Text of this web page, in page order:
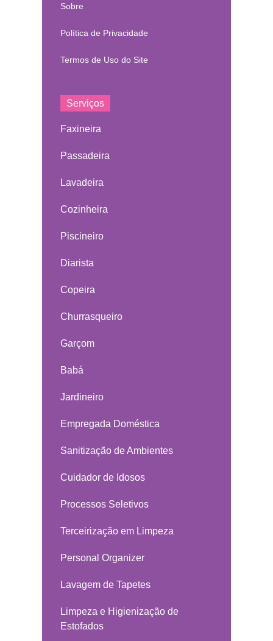
Sobre
Política de Privacidade
Termos de Uso do Site
Serviços
Faxineira
Passadeira
Lavadeira
Cozinheira
Piscineiro
Diarista
Copeira
Churrasqueiro
Garçom
Babá
Jardineiro
Empregada Doméstica
Sanitização de Ambientes
Cuidador de Idosos
Processos Seletivos
Terceirização em Limpeza
Personal Organizer
Lavagem de Tapetes
Limpeza e Higienização de
Estofados